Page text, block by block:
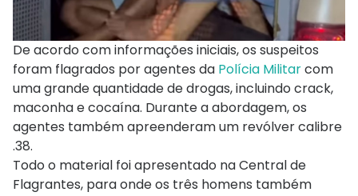
De acordo com informações iniciais, os suspeitos
foram flagrados por agentes da Polícia Militarcom
uma grande quantidade de drogas, incluindo crack,
maconha e cocaína. Durante a abordagem, os
agentes também apreenderam um revólver calibre
.38.
Todo o material foi apresentado na Central de
Flagrantes, para onde os três homens também